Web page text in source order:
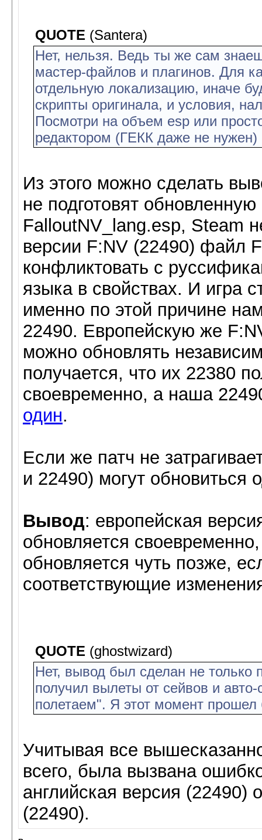
QUOTE (Santera)
Нет, нельзя. Ведь ты же сам
мастер-файлов и плагинов. Для
отдельную локализацию, иначе
скрипты оригинала, и условия,
Посмотри на объем esp или
редактором (ГЕКК даже не нужен)
Из этого можно сделать
не подготовят
FalloutNV_lang.esp, Steam
версии F:NV (22490) файл
конфликтовать с
языка в свойствах. И игра
именно по этой причине
22490. Европейскую же
можно обновлять
получается, что их 22380
своевременно, а наша
один.
Если же патч не
и 22490) могут обновиться
Вывод: европейская
обновляется
обновляется чуть позже,
соответствующие
QUOTE (ghostwizard)
Нет, вывод был сделан не только
получил вылеты от сейвов и
полетаем". Я этот момент прошел
Учитывая все
всего, была вызвана
английская версия (22490)
(22490).